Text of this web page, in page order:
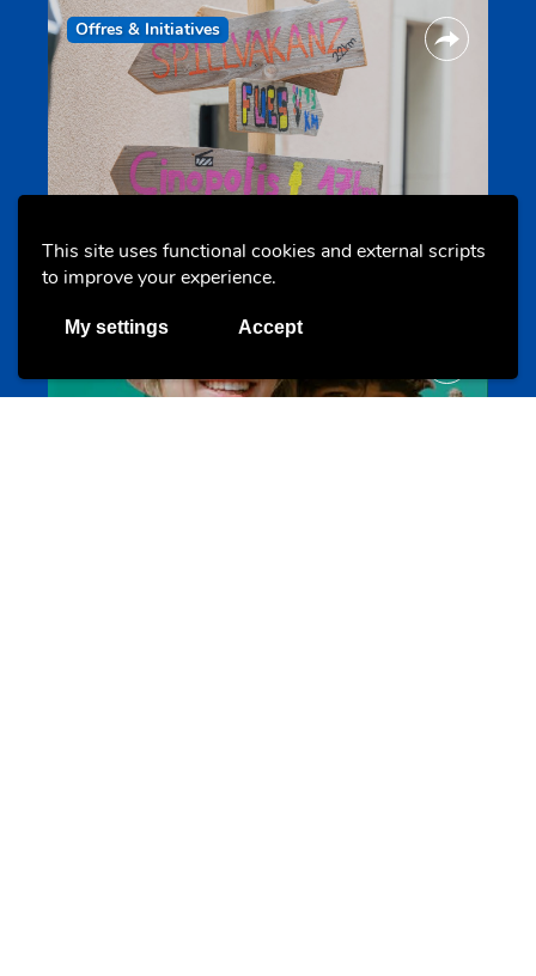
This site uses functional cookies and external scripts
to improve your experience.
My settings Accept
Offres & Initiatives
colonies.lu